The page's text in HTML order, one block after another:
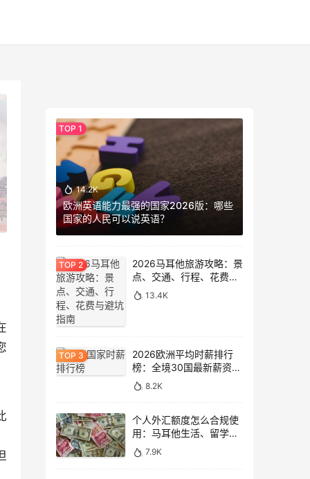
14.2K
欧洲英语能力最强的国家2026版：哪些
国家的人民可以说英语？
2026马耳他旅游攻略：景
点、交通、行程、花费与
避坑指南
13.4K
2026欧洲平均时薪排行
榜：全境30国最新薪资数
据大盘点
8.2K
个人外汇额度怎么合规使
用：马耳他生活、留学与
移民场景说明
7.9K